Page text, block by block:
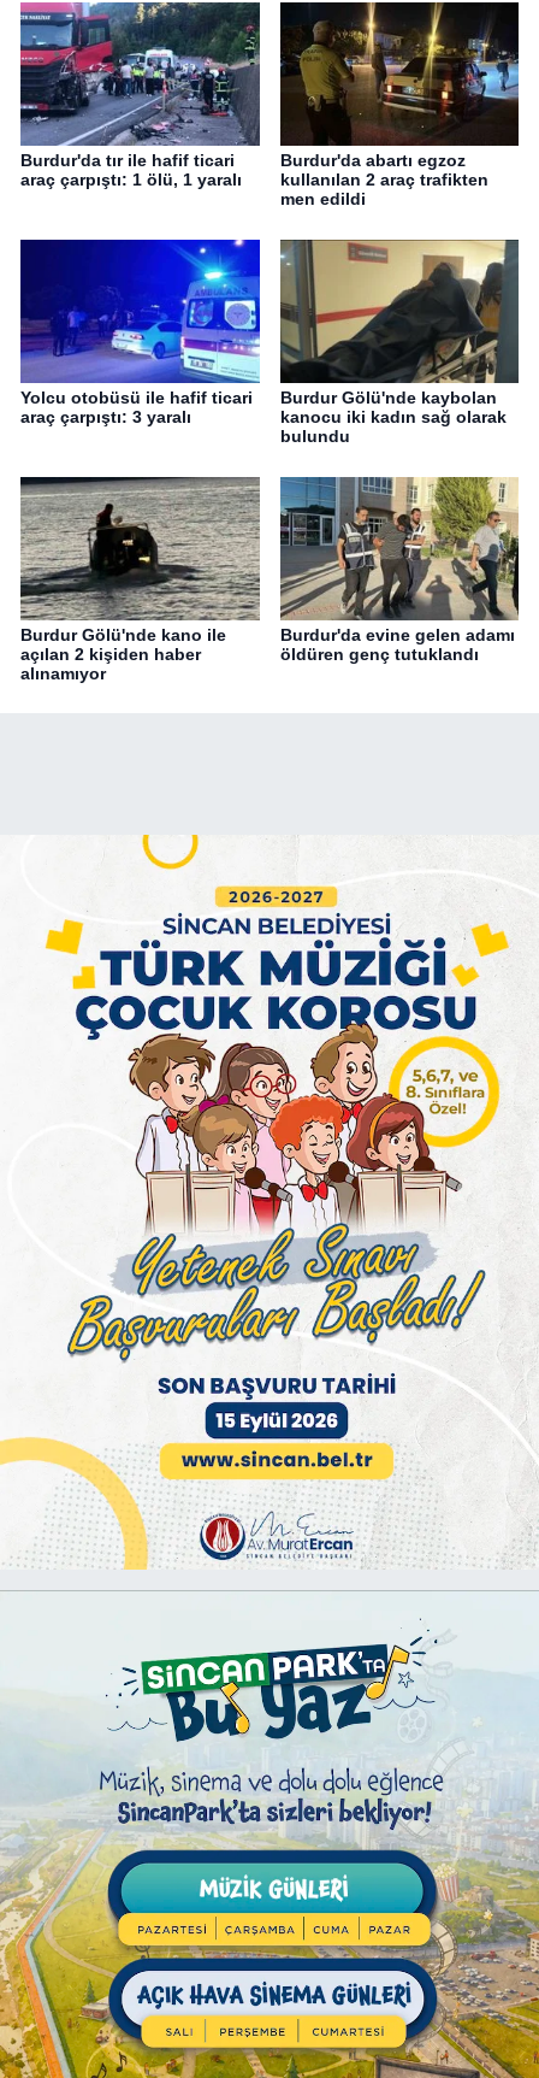
Burdur'da tır ile hafif ticari
araç çarpıştı: 1 ölü, 1 yaralı
Burdur'da abartı egzoz
kullanılan 2 araç trafikten
men edildi
Yolcu otobüsü ile hafif ticari
araç çarpıştı: 3 yaralı
Burdur Gölü'nde kaybolan
kanocu iki kadın sağ olarak
bulundu
Burdur Gölü'nde kano ile
açılan 2 kişiden haber
alınamıyor
Burdur'da evine gelen adamı
öldüren genç tutuklandı